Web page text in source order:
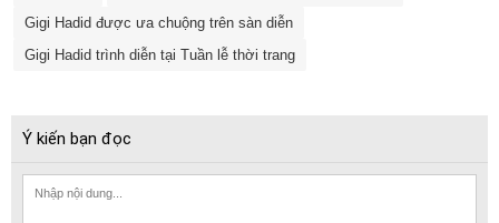
Gigi Hadid được ưa chuộng trên sàn diễn
Gigi Hadid trình diễn tại Tuần lễ thời trang
Ý kiến bạn đọc